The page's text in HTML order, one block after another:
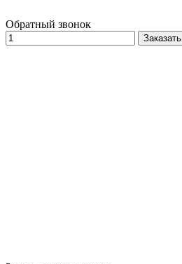
Обратный звонок
Заказать